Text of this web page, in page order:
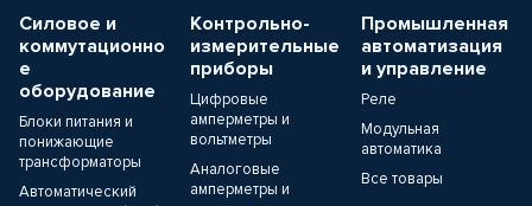
Силовое и
коммутационно
е
оборудование
Блоки питания и
понижающие
трансформаторы
Автоматический
Контрольно-
измерительные
приборы
Цифровые
амперметры и
вольтметры
Аналоговые
амперметры и
Промышленная
автоматизация
и управление
Реле
Модульная
автоматика
Все товары